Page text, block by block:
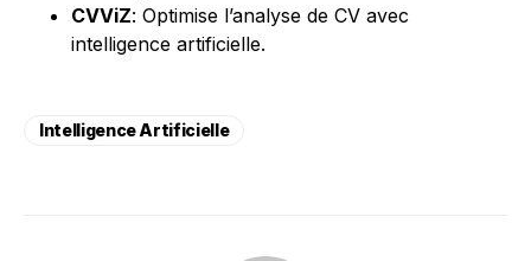
CVViZ: Optimise l’analyse de CV avec
intelligence artificielle.
Intelligence Artificielle